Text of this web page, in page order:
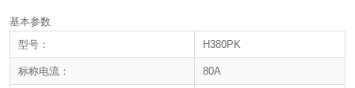
基本参数
型号：
H380PK
标称电流： 80A